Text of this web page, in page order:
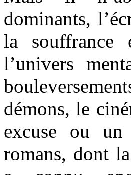
dominants,
la
l’univers
démons, le
excuse ou un
romans, dont la